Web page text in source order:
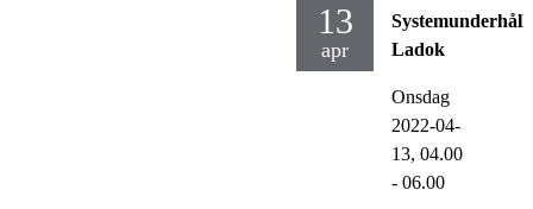
13
apr
Systemunderhåll
Ladok
Onsdag
2022-04-
13, 04.00
- 06.00